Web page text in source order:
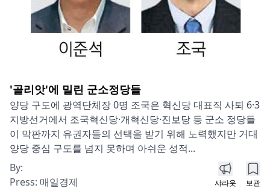
'골리앗'에 밀린 군소정당들
양당 구도에 광역단체장 0명 조국은 혁신당 대표직 사퇴 6·3
지방선거에서 조국혁신당·개혁신당·진보당 등 군소 정당들
이 막판까지 유권자들의 선택을 받기 위해 노력했지만 거대
양당 중심 구도를 넘지 못하며 아쉬운 성적...
By:
Press: 매일경제 샤라웃 보관